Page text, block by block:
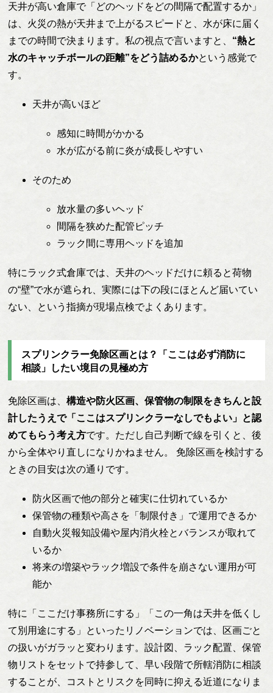
天井が高い倉庫で「どのヘッドをどの間隔で配置するか」
は、火災の熱が天井まで上がるスピードと、水が床に届く
までの時間で決まります。私の視点で言いますと、 “熱と
水のキャッチボールの距離”をどう詰めるかという感覚で
す。
天井が高いほど
感知に時間がかかる
水が広がる前に炎が成長しやすい
そのため
放水量の多いヘッド
間隔を狭めた配管ピッチ
ラック間に専用ヘッドを追加
特にラック式倉庫では、天井のヘッドだけに頼ると荷物
の“壁”で水が遮られ、実際には下の段にほとんど届いてい
ない、という指摘が現場点検でよくあります。
スプリンクラー免除区画とは？「ここは必ず消防に
相談」したい境目の見極め方
免除区画は、構造や防火区画、保管物の制限をきちんと設
計したうえで「ここはスプリンクラーなしでもよい」と認
めてもらう考え方です。ただし自己判断で線を引くと、後
から全体やり直しになりかねません。 免除区画を検討する
ときの目安は次の通りです。
防火区画で他の部分と確実に仕切れているか
保管物の種類や高さを「制限付き」で運用できるか
自動火災報知設備や屋内消火栓とバランスが取れて
いるか
将来の増築やラック増設で条件を崩さない運用が可
能か
特に「ここだけ事務所にする」「この一角は天井を低くし
て別用途にする」といったリノベーションでは、区画ごと
の扱いがガラッと変わります。設計図、ラック配置、保管
物リストをセットで持参して、早い段階で所轄消防に相談
することが、コストとリスクを同時に抑える近道になりま